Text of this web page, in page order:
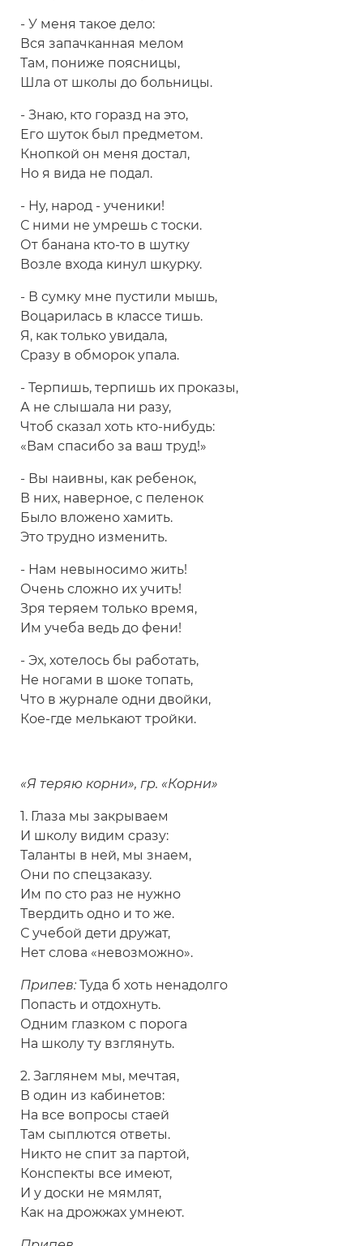
- У меня такое дело:
Вся запачканная мелом
Там, пониже поясницы,
Шла от школы до больницы.
- Знаю, кто горазд на это,
Его шуток был предметом.
Кнопкой он меня достал,
Но я вида не подал.
- Ну, народ - ученики!
С ними не умрешь с тоски.
От банана кто-то в шутку
Возле входа кинул шкурку.
- В сумку мне пустили мышь,
Воцарилась в классе тишь.
Я, как только увидала,
Сразу в обморок упала.
- Терпишь, терпишь их проказы,
А не слышала ни разу,
Чтоб сказал хоть кто-нибудь:
«Вам спасибо за ваш труд!»
- Вы наивны, как ребенок,
В них, наверное, с пеленок
Было вложено хамить.
Это трудно изменить.
- Нам невыносимо жить!
Очень сложно их учить!
Зря теряем только время,
Им учеба ведь до фени!
- Эх, хотелось бы работать,
Не ногами в шоке топать,
Что в журнале одни двойки,
Кое-где мелькают тройки.
«Я теряю корни», гр. «Корни»
1. Глаза мы закрываем
И школу видим сразу:
Таланты в ней, мы знаем,
Они по спецзаказу.
Им по сто раз не нужно
Твердить одно и то же.
С учебой дети дружат,
Нет слова «невозможно».
Припев: Туда б хоть ненадолго
Попасть и отдохнуть.
Одним глазком с порога
На школу ту взглянуть.
2. Заглянем мы, мечтая,
В один из кабинетов:
На все вопросы стаей
Там сыплются ответы.
Никто не спит за партой,
Конспекты все имеют,
И у доски не мямлят,
Как на дрожжах умнеют.